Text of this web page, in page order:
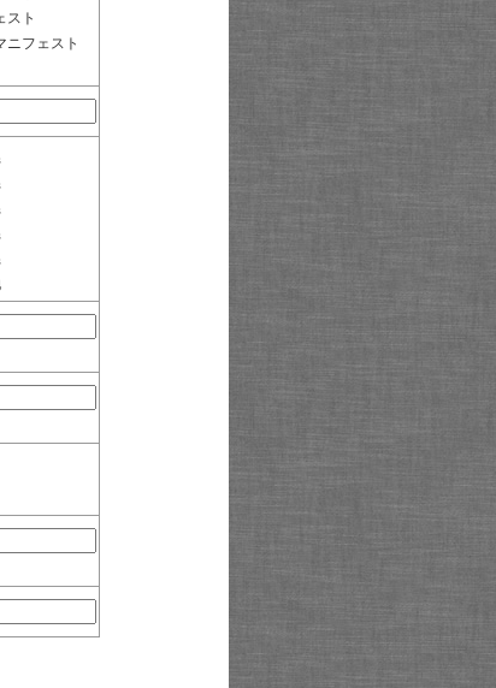
スト
ニフェスト